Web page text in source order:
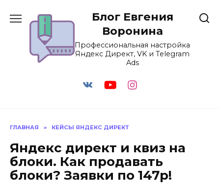
Блог Евгения
Воронина
Профессиональная настройка
Яндекс Директ, VK и Telegram
Ads
ГЛАВНАЯ » КЕЙСЫ ЯНДЕКС ДИРЕКТ
Яндекс директ и квиз на
блоки. Как продавать
блоки? Заявки по 147р!